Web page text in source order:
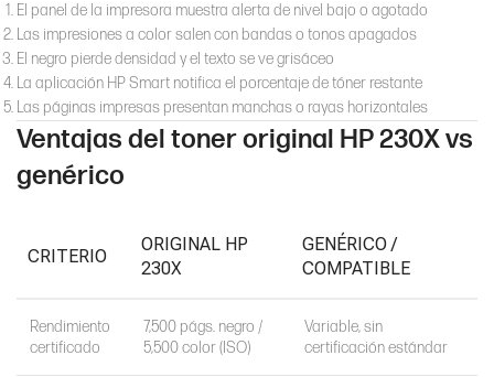
El panel de la impresora muestra alerta de nivel bajo o agotado
Las impresiones a color salen con bandas o tonos apagados
El negro pierde densidad y el texto se ve grisáceo
La aplicación HP Smart notifica el porcentaje de tóner restante
Las páginas impresas presentan manchas o rayas horizontales
Ventajas del toner original HP 230X vs
genérico
CRITERIO
ORIGINAL HP
230X
GENÉRICO /
COMPATIBLE
Rendimiento
certificado
7,500 págs. negro /
5,500 color (ISO)
Variable, sin
certificación estándar